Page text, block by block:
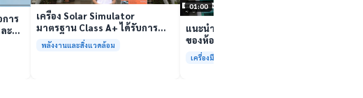
าร
ะ
เครื่อง Solar Simulator
มาตรฐาน Class A+ ได้รับการ
รับรองมาตรฐาน ISO/IEC17025
พร้อมให้บริการแล้ว
พลังงานและสิ่งแวดล้อม
01:00
แนะนำเครื่องมือวิเคราะห์ทดสอบ
ของห้องปฏิบัติการกลางเพื่อการ
วิเคราะห์กระบวนการและสิ่ง
แวดล้อม สรบ.มจธ.
เครื่องมือและการวิเคราะห์ทดสอบ